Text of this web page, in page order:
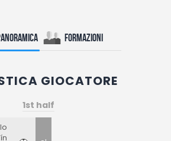
Formazioni
GIOCATORE
1st half